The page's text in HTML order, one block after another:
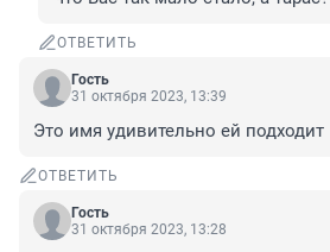
ОТВЕТИТЬ
Гость
31 октября 2023, 13:39
Это имя удивительно ей подходит
ОТВЕТИТЬ
Гость
31 октября 2023, 13:28